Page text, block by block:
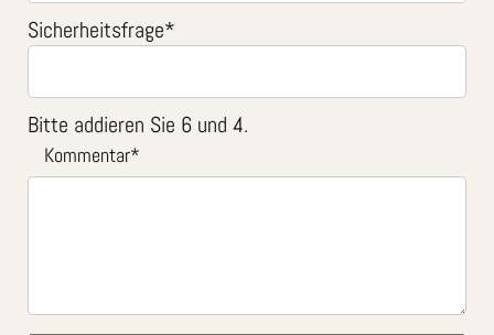
Sicherheitsfrage*
Bitte addieren Sie 6 und 4.
Kommentar*